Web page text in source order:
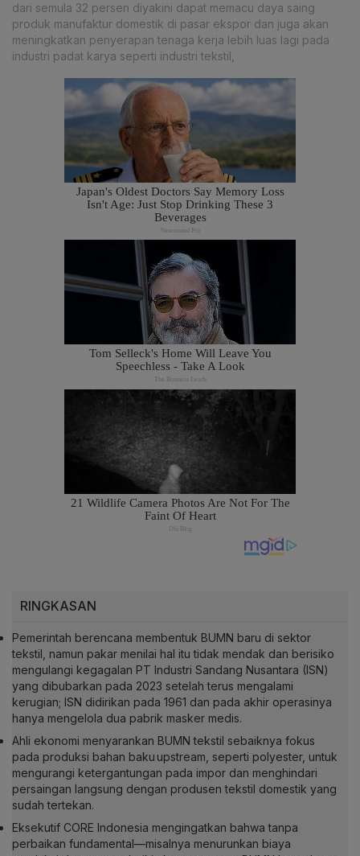
dari semula 32 persen diyakini dapat memacu daya saing
produk manufaktur domestik di pasar ekspor dan juga akan
meningkatkan penyerapan tenaga kerja lebih luas lagi pada
industri padat karya seperti industri tekstil,
RINGKASAN
Pemerintah berencana membentuk BUMN baru di sektor
tekstil, namun pakar menilai hal itu tidak mendak dan berisiko
mengulangi kegagalan PT Industri Sandang Nusantara (ISN)
yang dibubarkan pada 2023 setelah terus mengalami
kerugian; ISN didirikan pada 1961 dan pada akhir operasinya
hanya mengelola dua pabrik masker medis.
Ahli ekonomi menyarankan BUMN tekstil sebaiknya fokus
pada produksi bahan baku upstream, seperti polyester, untuk
mengurangi ketergantungan pada impor dan menghindari
persaingan langsung dengan produsen tekstil domestik yang
sudah tertekan.
Eksekutif CORE Indonesia mengingatkan bahwa tanpa
perbaikan fundamental—misalnya menurunkan biaya